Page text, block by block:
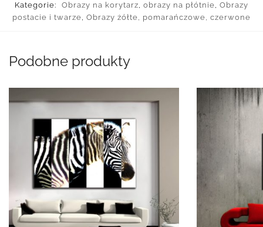
Kategorie:
Obrazy na korytarz, obrazy na płótnie, Obrazy
postacie i twarze, Obrazy żółte, pomarańczowe, czerwone
Podobne produkty